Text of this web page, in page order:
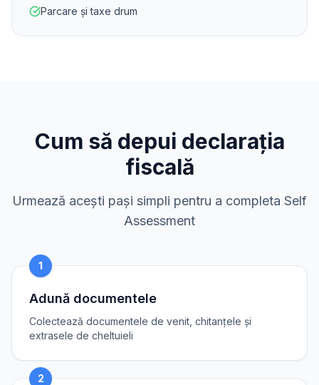
Parcare și taxe drum
Cum să depui declarația
fiscală
Urmează acești pași simpli pentru a completa Self
Assessment
1
Adună documentele
Colectează documentele de venit, chitanțele și
extrasele de cheltuieli
2